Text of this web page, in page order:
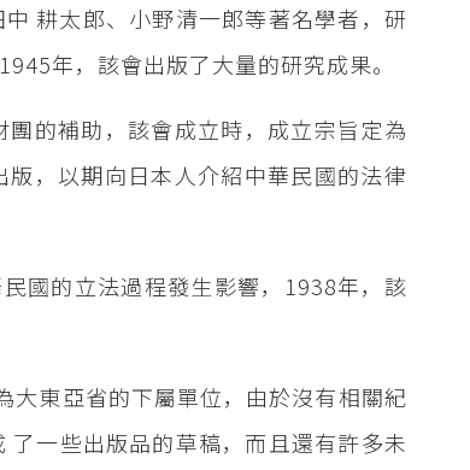
耕太郎、小野清一郎等著名學者，研
年，該會出版了大量的研究成果。
的補助，該會成立時，成立宗旨定為
，以期向日本人介紹中華民國的法律
國的立法過程發生影響，1938年，該
大東亞省的下屬單位，由於沒有相關紀
一些出版品的草稿，而且還有許多未